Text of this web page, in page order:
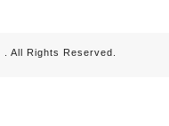
. All Rights Reserved.